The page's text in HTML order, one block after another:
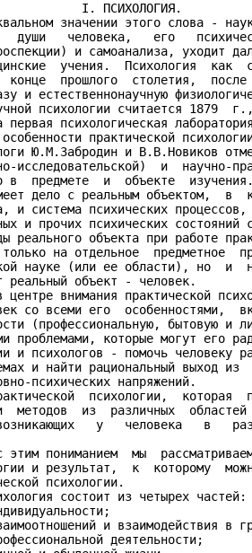
I. ПСИХОЛОГИЯ.
значении этого слова -
души   человека,   его
и самоанализа, уходит
учения.  Психология  как
конце  прошлого  столетия,
и естественнонаучную
психологии считается 1879
первая психологическая
практической
Ю.М.Забродин и В.В.Новиков
исследовательской)  и  научно-
в  предмете  и  объекте
дело с реальным объектом,  в
и система психических
и прочих психических состояний
реального объекта при работе
на отдельное  предметное
науке (или ее области), но  и
реальный объект - человек.
центре внимания практической
со всеми его  особенностями,
(профессиональную, бытовую и
проблемами, которые могут его
и психологов - помочь человеку
и найти рациональный выход из
психических напряжений.
психологии,  которая
методов  из  различных
у   человека   в
этим пониманием  мы
и результат,  к  которому
психологии.
состоит из четырех частей:
и взаимодействия в
деятельности;